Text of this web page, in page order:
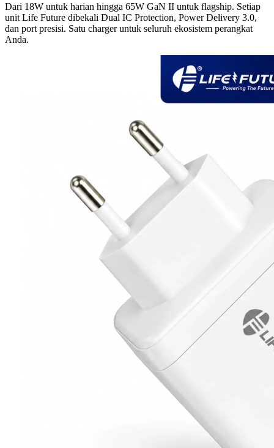
Dari 18W untuk harian hingga 65W GaN II untuk flagship. Setiap
unit Life Future dibekali Dual IC Protection, Power Delivery 3.0,
dan port presisi. Satu charger untuk seluruh ekosistem perangkat
Anda.